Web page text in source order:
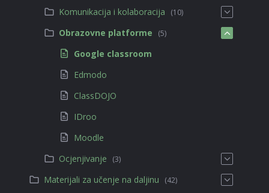
Komunikacija i kolaboracija (10)
Obrazovne platforme (5)
Google classroom
Edmodo
ClassDOJO
IDroo
Moodle
Ocjenjivanje
(3)
Materijali za učenje na daljinu (42)